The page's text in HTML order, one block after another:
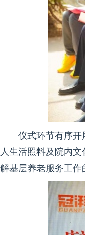
仪式环节有序
人生活照料及院内
解基层养老服务工作